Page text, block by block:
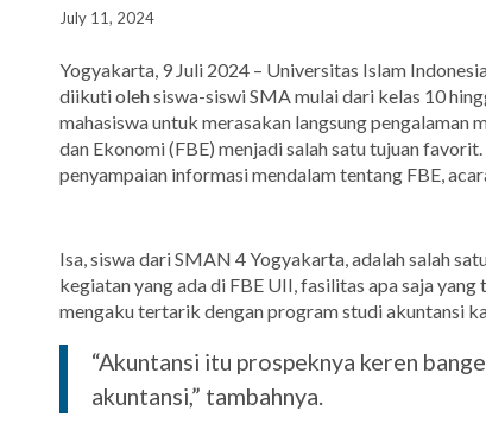
July 11, 2024
Yogyakarta, 9 Juli 2024 – Universitas Islam
diikuti oleh siswa-siswi SMA mulai dari kelas 10
mahasiswa untuk merasakan langsung pengalaman
dan Ekonomi (FBE) menjadi salah satu tujuan
penyampaian informasi mendalam tentang FBE,
Isa, siswa dari SMAN 4 Yogyakarta, adalah salah
kegiatan yang ada di FBE UII, fasilitas apa saja
mengaku tertarik dengan program studi akuntansi
“Akuntansi itu prospeknya keren
akuntansi,” tambahnya.